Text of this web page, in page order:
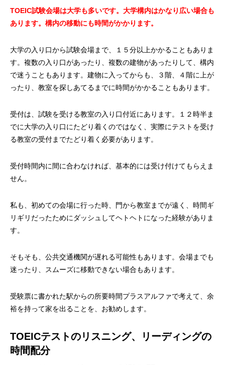
TOEIC試験会場は大学も多いです。大学構内はかなり広い場合も
あります。構内の移動にも時間がかかります。
大学の入り口から試験会場まで、１５分以上かかることもありま
す。複数の入り口があったり、複数の建物があったりして、構内
で迷うこともあります。建物に入ってからも、３階、４階に上が
ったり、教室を探しあてるまでに時間がかかることもあります。
受付は、試験を受ける教室の入り口付近にあります。１２時半ま
でに大学の入り口にたどり着くのではなく、実際にテストを受け
る教室の受付までたどり着く必要があります。
受付時間内に間に合わなければ、基本的には受け付けてもらえま
せん。
私も、初めての会場に行った時、門から教室までが遠く、時間ギ
リギリだったためにダッシュしてヘトヘトになった経験がありま
す。
そもそも、公共交通機関が遅れる可能性もあります。会場までも
迷ったり、スムーズに移動できない場合もあります。
受験票に書かれた駅からの所要時間プラスアルファで考えて、余
裕を持って家を出ることを、お勧めします。
TOEICテストのリスニング、リーディングの
時間配分